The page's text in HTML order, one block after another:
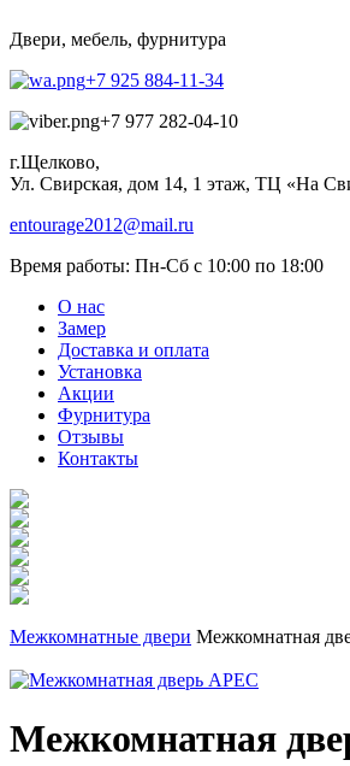
Двери, мебель, фурнитура
+7 925 884-11-34
+7 977 282-04-10
г.Щелково,
Ул. Свирская, дом 14, 1 этаж, ТЦ «На
entourage2012@mail.ru
Время работы: Пн-Сб с 10:00 по 18:00
О нас
Замер
Доставка и оплата
Установка
Акции
Фурнитура
Отзывы
Контакты
Межкомнатные двери Межкомнатная
Межкомнатная